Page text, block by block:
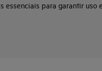
essenciais para garantir uso